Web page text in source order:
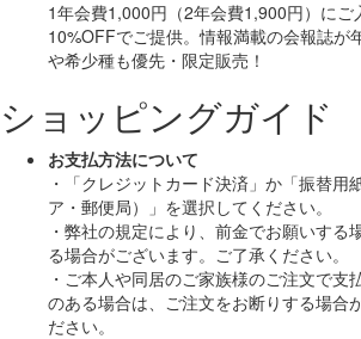
1年会費1,000円（2年会費1,900円）にご
10%OFFでご提供。情報満載の会報誌が
や希少種も優先・限定販売！
ショッピングガイド
お支払方法について
・「クレジットカード決済」か「振替用
ア・郵便局）」を選択してください。
・弊社の規定により、前金でお願いする
る場合がございます。ご了承ください。
・ご本人や同居のご家族様のご注文で支
のある場合は、ご注文をお断りする場合
ださい。